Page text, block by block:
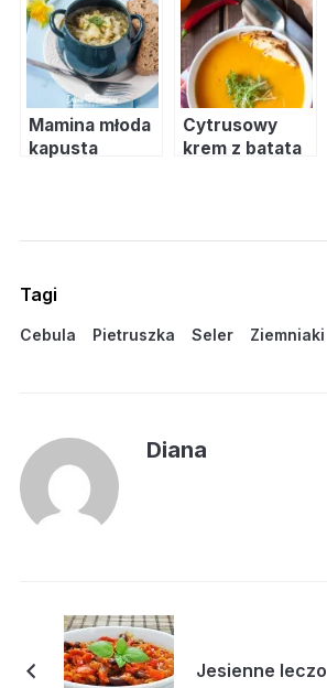
Mamina młoda
kapusta
Cytrusowy
krem z batata
Tagi
Cebula Pietruszka Seler Ziemniaki
Diana
Jesienne leczo